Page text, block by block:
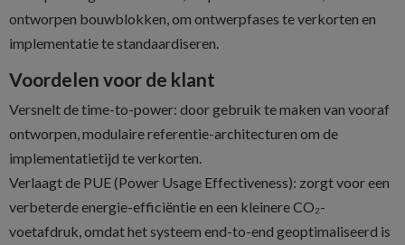
ontworpen bouwblokken, om ontwerpfases te verkorten en
implementatie te standaardiseren.
Voordelen voor de klant
Versnelt de time-to-power: door gebruik te maken van vooraf
ontworpen, modulaire referentie-architecturen om de
implementatietijd te verkorten.
Verlaagt de PUE (Power Usage Effectiveness): zorgt voor een
verbeterde energie-efficiëntie en een kleinere CO₂-
voetafdruk, omdat het systeem end-to-end geoptimaliseerd is